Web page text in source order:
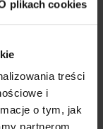
plikach cookies
treści
i
o tym, jak
partnerom